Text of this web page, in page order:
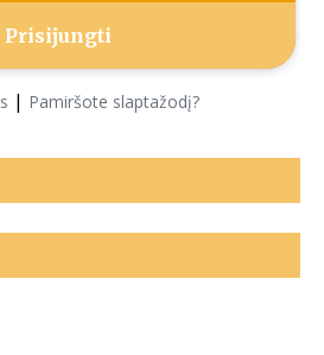
| Pamiršote slaptažodį?